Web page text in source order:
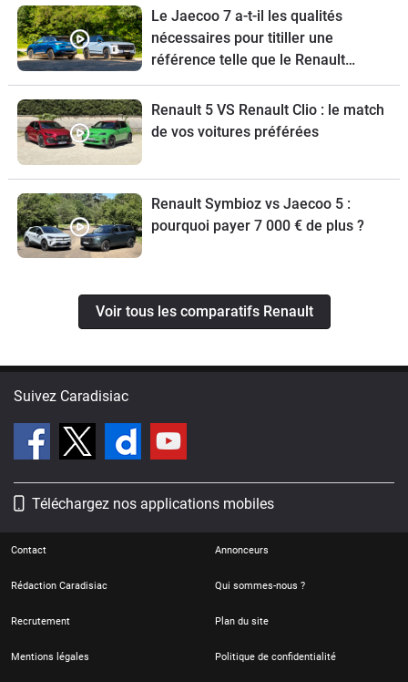
Le Jaecoo 7 a-t-il les qualités
nécessaires pour titiller une
référence telle que le Renault
Austral ?
Renault 5 VS Renault Clio : le match
de vos voitures préférées
Renault Symbioz vs Jaecoo 5 :
pourquoi payer 7 000 € de plus ?
Voir tous les comparatifs Renault
Suivez Caradisiac
Téléchargez nos applications mobiles
Contact Annonceurs
Rédaction Caradisiac Qui sommes-nous ?
Recrutement Plan du site
Mentions légales Politique de confidentialité